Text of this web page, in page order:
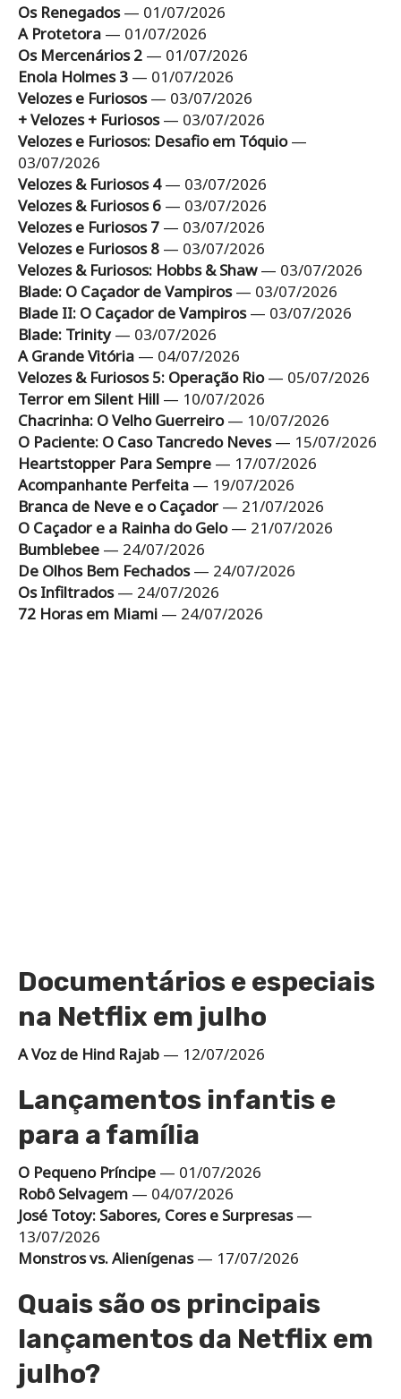
Os Renegados— 01/07/2026
A Protetora — 01/07/2026
Os Mercenários 2 — 01/07/2026
Enola Holmes 3 — 01/07/2026
Velozes e Furiosos— 03/07/2026
+ Velozes + Furiosos— 03/07/2026
Velozes e Furiosos: Desafio em Tóquio—
03/07/2026
Velozes & Furiosos 4— 03/07/2026
Velozes & Furiosos 6 — 03/07/2026
Velozes e Furiosos 7 — 03/07/2026
Velozes e Furiosos 8 — 03/07/2026
Velozes & Furiosos: Hobbs & Shaw— 03/07/2026
Blade: O Caçador de Vampiros— 03/07/2026
Blade II: O Caçador de Vampiros— 03/07/2026
Blade: Trinity— 03/07/2026
A Grande Vitória — 04/07/2026
Velozes & Furiosos 5: Operação Rio— 05/07/2026
Terror em Silent Hill — 10/07/2026
Chacrinha: O Velho Guerreiro— 10/07/2026
O Paciente: O Caso Tancredo Neves— 15/07/2026
Heartstopper Para Sempre — 17/07/2026
Acompanhante Perfeita — 19/07/2026
Branca de Neve e o Caçador — 21/07/2026
O Caçador e a Rainha do Gelo— 21/07/2026
Bumblebee — 24/07/2026
De Olhos Bem Fechados— 24/07/2026
Os Infiltrados— 24/07/2026
72 Horas em Miami — 24/07/2026
Documentários e especiais
na Netflix em julho
A Voz de Hind Rajab — 12/07/2026
Lançamentos infantis e
para a família
O Pequeno Príncipe — 01/07/2026
Robô Selvagem — 04/07/2026
José Totoy: Sabores, Cores e Surpresas—
13/07/2026
Monstros vs. Alienígenas— 17/07/2026
Quais são os principais
lançamentos da Netflix em
julho?